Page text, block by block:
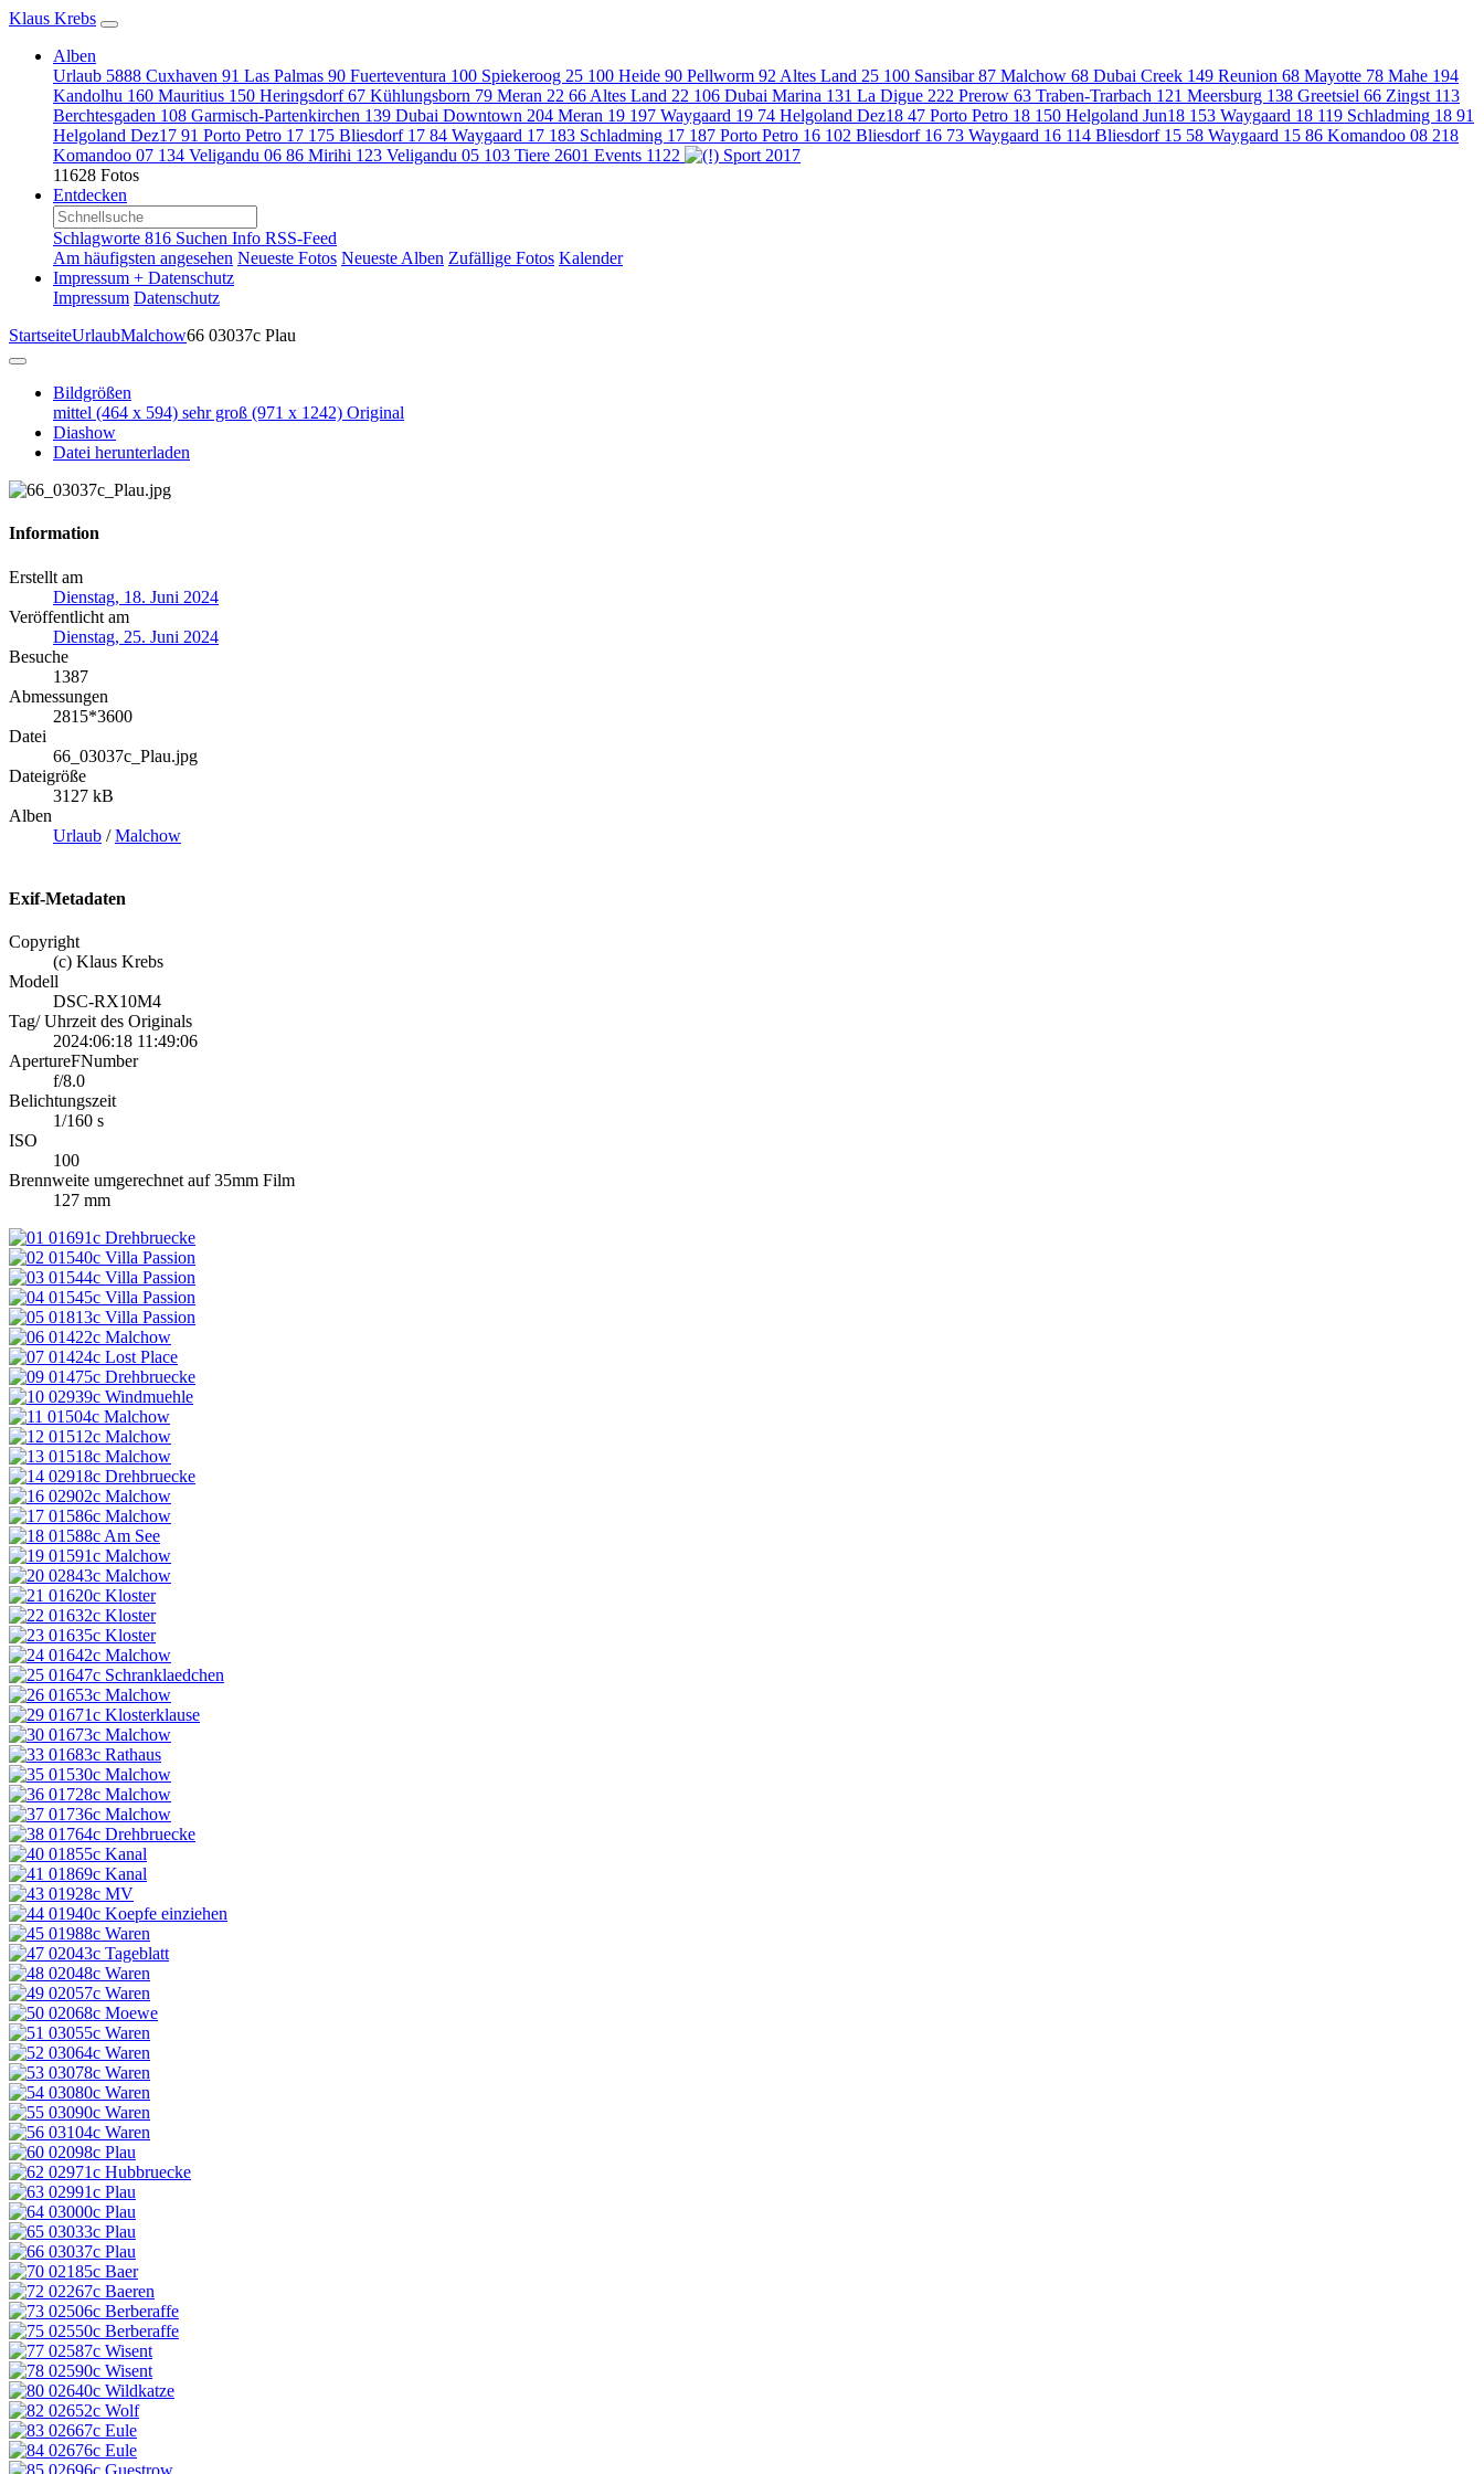
Klaus Krebs
Alben
Urlaub 5888 Cuxhaven 91 Las Palmas 90 Fuerteventura 100 Spiekeroog 25 100 Heide 90 Pellworm 92 Altes Land 25 100 Sansibar87 Malchow 68 Dubai Creek 149 Reunion 68 Mayotte 78 Mahe 194
Kandolhu 160 Mauritius 150 Heringsdorf67 Kühlungsborn 79 Meran 22 66 Altes Land 22 106 Dubai Marina 131 La Digue 222 Prerow 63 Traben-Trarbach 121 Meersburg 138 Greetsiel 66 Zingst 113
Berchtesgaden 108 Garmisch-Partenkirchen 139 Dubai Downtown 204 Meran 19 197 Waygaard 19 74 Helgoland Dez18 47 Porto Petro 18 150 Helgoland Jun18 153 Waygaard 18 119 Schladming 18 91
Helgoland Dez17 91 Porto Petro 17 175 Bliesdorf 17 84 Waygaard 17 183 Schladming 17 187 Porto Petro 16 102 Bliesdorf 16 73 Waygaard 16 114 Bliesdorf 15 58 Waygaard 15 86 Komandoo 08 218
Komandoo 07 134 Veligandu 06 86 Mirihi 123 Veligandu 05 103 Tiere 2601 Events 1122 Sport 2017
11628 Fotos
Entdecken
Schlagworte 816 Suchen Info RSS-Feed
Am häufigsten angesehen Neueste Fotos Neueste Alben Zufällige Fotos Kalender
Impressum + Datenschutz
Impressum Datenschutz
StartseiteUrlaubMalchow66 03037c Plau
Bildgrößen
mittel (464 x 594) sehr groß (971 x 1242) Original
Diashow
Datei herunterladen
Information
Erstellt am
Dienstag, 18. Juni 2024
Veröffentlicht am
Dienstag, 25. Juni 2024
Besuche
1387
Abmessungen
2815*3600
Datei
66_03037c_Plau.jpg
Dateigröße
3127 kB
Alben
Urlaub /Malchow
Exif-Metadaten
Copyright
(c) Klaus Krebs
Modell
DSC-RX10M4
Tag/ Uhrzeit des Originals
2024:06:18 11:49:06
ApertureFNumber
f/8.0
Belichtungszeit
1/160 s
ISO
100
Brennweite umgerechnet auf 35mm Film
127 mm